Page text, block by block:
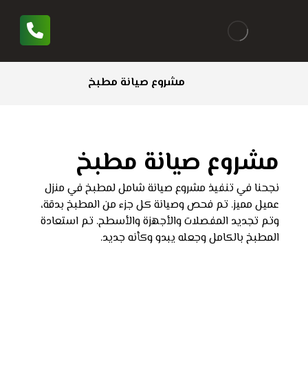
مشروع صيانة مطبخ
مشروع صيانة مطبخ
نجحنا في تنفيذ مشروع صيانة شامل لمطبخ في منزل
عميل مميز. تم فحص وصيانة كل جزء من المطبخ بدقة،
وتم تجديد المفصلات والأجهزة والأسطح. تم استعادة
المطبخ بالكامل وجعله يبدو وكأنه جديد.